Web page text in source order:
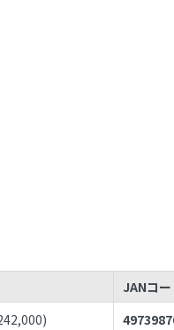
JANコ
)